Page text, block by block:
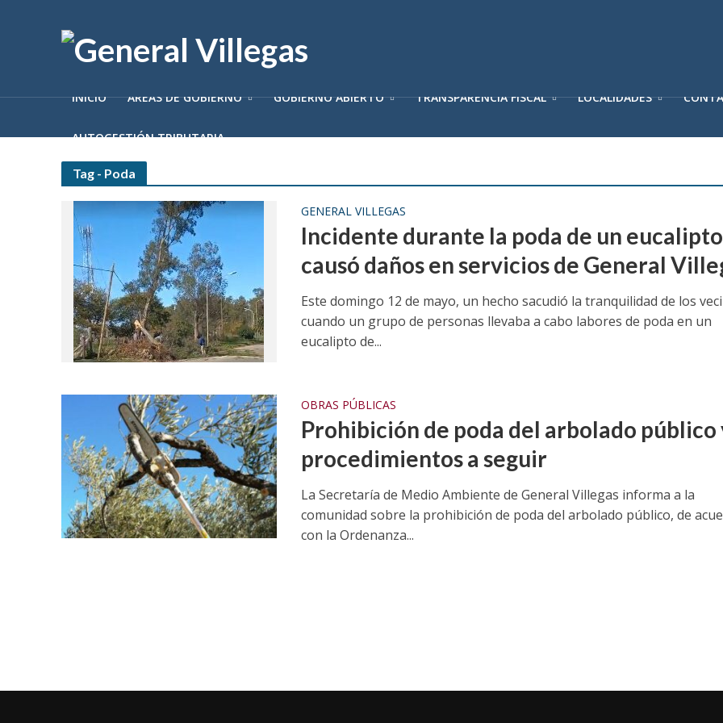
INICIO ÁREAS DE GOBIERNO GOBIERNO ABIERTO TRANSPARENCIA FISCAL LOCALIDADES
AUTOGESTIÓN TRIBUTARIA
Tag - Poda
GENERAL VILLEGAS
Incidente durante la poda de un eucalipto
causó daños en servicios de General
Este domingo 12 de mayo, un hecho sacudió la tranquilidad de los
cuando un grupo de personas llevaba a cabo labores de poda en un
eucalipto de...
OBRAS PÚBLICAS
Prohibición de poda del arbolado público
procedimientos a seguir
La Secretaría de Medio Ambiente de General Villegas informa a la
comunidad sobre la prohibición de poda del arbolado público, de
con la Ordenanza...